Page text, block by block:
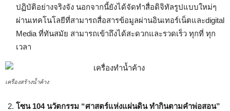
ปฏิบัติอย่างจริงจัง นอกจากนี้ยังได้จัดทำสื่อดิจิทัลรูปแบบใหม่ๆ
ผ่านเทคโนโลยีที่สามารถสื่อสารข้อมูลผ่านอินเทอร์เน็ตและdigital
Media ที่ทันสมัย สามารถเข้าถึงได้สะดวกและรวดเร็ว ทุกที่ ทุก
เวลา
เครื่องสร้างน้ำค้าง
โซน 104 นวัตกรรม “ศาสตร์แห่งแผ่นดิน ทำกินตามคำพ่อสอน”